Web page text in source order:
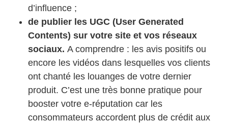
d’influence ;
de publier les UGC (User Generated
Contents) sur votre site et vos réseaux
sociaux. A comprendre : les avis positifs ou
encore les vidéos dans lesquelles vos clients
ont chanté les louanges de votre dernier
produit. C’est une très bonne pratique pour
booster votre e-réputation car les
consommateurs accordent plus de crédit aux